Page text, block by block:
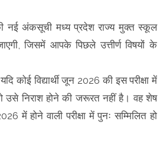
नई अंकसूची मध्य प्रदेश राज्य मुक्त स्कूल
जाएगी, जिसमें आपके पिछले उत्तीर्ण विषयों के
कोई विद्यार्थी जून 2026 की इस परीक्षा में
तो उसे निराश होने की जरूरत नहीं है। वह शेष
में होने वाली परीक्षा में पुनः सम्मिलित हो